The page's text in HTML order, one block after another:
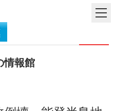
情報館